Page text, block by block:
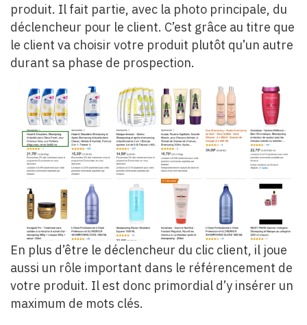
produit. Il fait partie, avec la photo principale, du
déclencheur pour le client. C’est grâce au titre que
le client va choisir votre produit plutôt qu’un autre
durant sa phase de prospection.
En plus d’être le déclencheur du clic client, il joue
aussi un rôle important dans le référencement de
votre produit. Il est donc primordial d’y insérer un
maximum de mots clés.